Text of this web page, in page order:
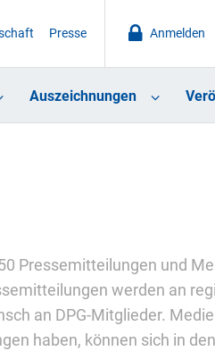
Anmelden
Presse
Auszeichnungen
Pressemitteilungen und
werden an
an DPG-Mitglieder.
haben, können sich in